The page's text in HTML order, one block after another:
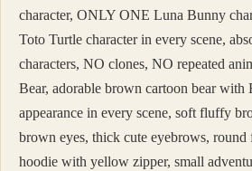
character, ONLY ONE Luna Bunny
Toto Turtle character in every scene,
characters, NO clones, NO repeated
Bear, adorable brown cartoon bear
appearance in every scene, soft fluffy
brown eyes, thick cute eyebrows, round
hoodie with yellow zipper, small